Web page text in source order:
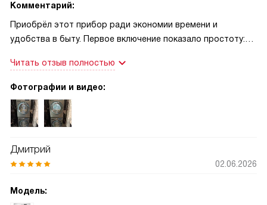
Комментарий:
Приобрёл этот прибор ради экономии времени и
удобства в быту. Первое включение показало простоту:
подсказки на дисплее помогают выбрать режим.
Загружаю как повседневную одежду, так и плотные вещи
неприятной жёсткости. Особенно понравилось, что вещи
не садятся и не теряют форму: даже деликатные вещи
реже. Работает тише, чем ожидал; в коридоре разговоры
слышны нормально, а в соседней комнате шум почти не
фильтра занимает минуту, лоток для воды опустошаю раз
Читать отзыв полностью
Фотографии и видео:
Дмитрий
02.06.2026
Модель: